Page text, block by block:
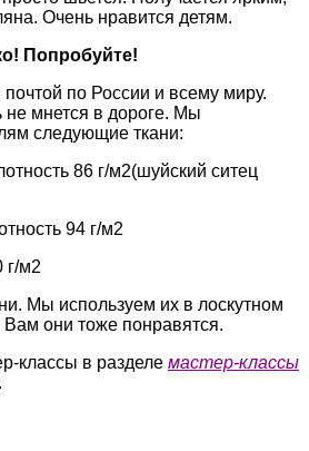
Очень нравится детям.
Попробуйте!
по России и всему миру.
не мнется в дороге. Мы
следующие ткани:
86 г/м2(шуйский ситец
94 г/м2
г/м2
Мы используем их в лоскутном
они тоже понравятся.
классы в разделе мастер-классы